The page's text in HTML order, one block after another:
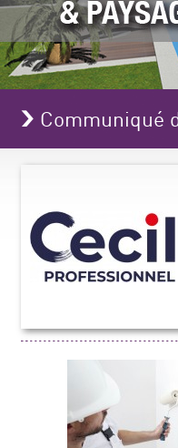
Communiqué